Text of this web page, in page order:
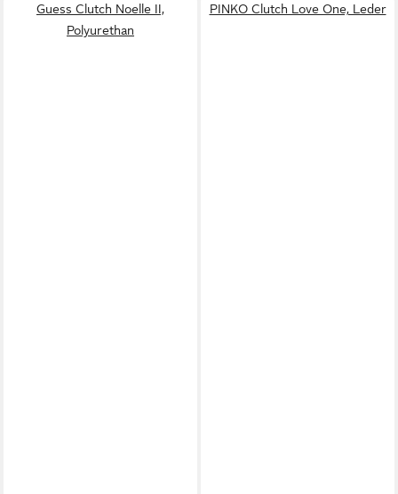
Guess Clutch Noelle II,
Polyurethan
PINKO Clutch Love One, Leder